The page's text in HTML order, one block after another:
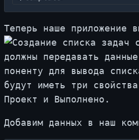
Те­перь на­ше при­ло­же­ние
долж­ны пе­ре­да­вать
по­нен­ту для вы­во­да
бу­дут иметь три
Про­ект и Вы­пол­не­но.
До­ба­вим дан­ных в наш